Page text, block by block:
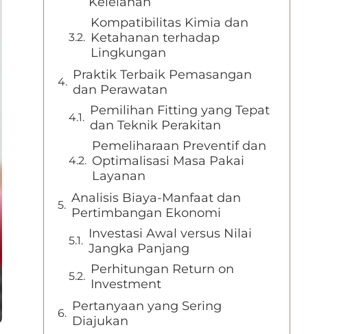
Kompatibilitas Kimia dan
Ketahanan terhadap
Lingkungan
Praktik Terbaik Pemasangan
dan Perawatan
Pemilihan Fitting yang Tepat
dan Teknik Perakitan
Pemeliharaan Preventif dan
Optimalisasi Masa Pakai
Layanan
Analisis Biaya-Manfaat dan
Pertimbangan Ekonomi
Investasi Awal versus Nilai
Jangka Panjang
Perhitungan Return on
Investment
Pertanyaan yang Sering
Diajukan